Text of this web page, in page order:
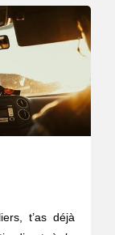
t’as déjà